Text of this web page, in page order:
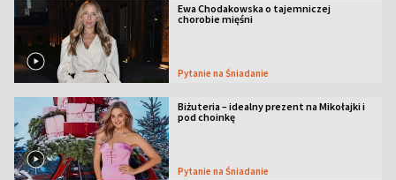
Ewa Chodakowska o tajemniczej
chorobie mięśni
Pytanie na Śniadanie
Biżuteria – idealny prezent na Mikołajki i
pod choinkę
Pytanie na Śniadanie